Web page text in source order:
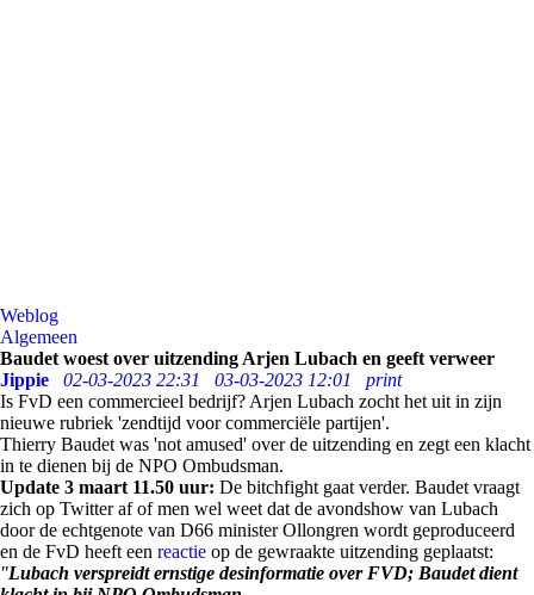
Weblog
Algemeen
Baudet woest over uitzending Arjen Lubach en geeft verweer
Jippie
02-03-2023 22:31 03-03-2023 12:01
print
Is FvD een commercieel bedrijf? Arjen Lubach zocht het uit in zijn
nieuwe rubriek 'zendtijd voor commerciële partijen'.
Thierry Baudet was 'not amused' over de uitzending en zegt een klacht
in te dienen bij de NPO Ombudsman.
Update 3 maart 11.50 uur: De bitchfight gaat verder. Baudet vraagt
zich op Twitter af of men wel weet dat de avondshow van Lubach
door de echtgenote van D66 minister Ollongren wordt geproduceerd
en de FvD heeft een reactie op de gewraakte uitzending geplaatst:
"Lubach verspreidt ernstige desinformatie over FVD; Baudet dient